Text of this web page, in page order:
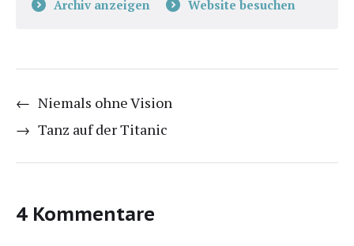
Archiv anzeigen Website besuchen
← Niemals ohne Vision
→ Tanz auf der Titanic
4 Kommentare